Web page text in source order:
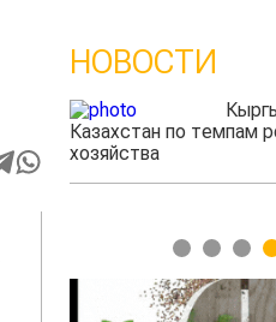
НОВОСТИ
1 2 3 4